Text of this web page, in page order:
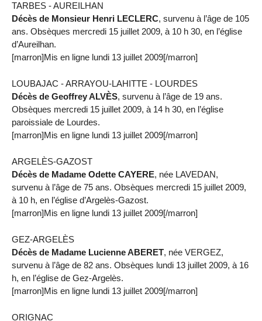
TARBES - AUREILHAN
Décès de Monsieur Henri LECLERC, survenu à l’âge de 105
ans. Obsèques mercredi 15 juillet 2009, à 10 h 30, en l’église
d’Aureilhan.
[marron]Mis en ligne lundi 13 juillet 2009[/marron]
LOUBAJAC - ARRAYOU-LAHITTE - LOURDES
Décès de Geoffrey ALVÈS, survenu à l’âge de 19 ans.
Obsèques mercredi 15 juillet 2009, à 14 h 30, en l’église
paroissiale de Lourdes.
[marron]Mis en ligne lundi 13 juillet 2009[/marron]
ARGELÈS-GAZOST
Décès de Madame Odette CAYERE, née LAVEDAN,
survenu à l’âge de 75 ans. Obsèques mercredi 15 juillet 2009,
à 10 h, en l’église d’Argelès-Gazost.
[marron]Mis en ligne lundi 13 juillet 2009[/marron]
GEZ-ARGELÈS
Décès de Madame Lucienne ABERET, née VERGEZ,
survenu à l’âge de 82 ans. Obsèques lundi 13 juillet 2009, à 16
h, en l’église de Gez-Argelès.
[marron]Mis en ligne lundi 13 juillet 2009[/marron]
ORIGNAC